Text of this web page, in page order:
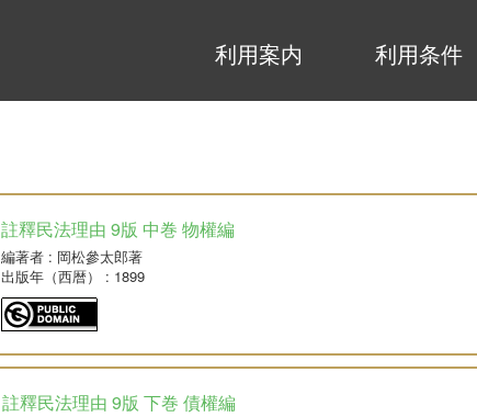
利用案内 利用条件
註釋民法理由 9版 中巻 物權編
編著者: 岡松參太郎著
出版年（西暦）
: 1899
註釋民法理由 9版 下巻 債權編